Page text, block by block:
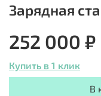
Зарядная
252 000 ₽
Купить в 1 клик
В